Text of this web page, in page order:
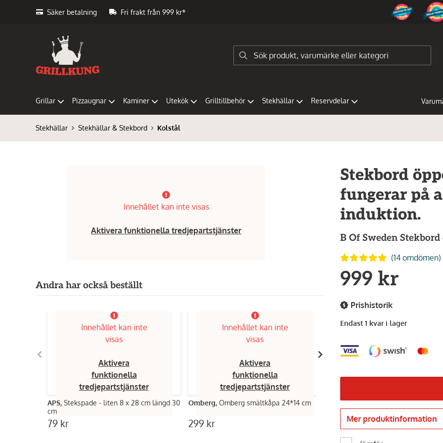
Säker betalning Fri frakt från 999 kr*
Grillar Pizzaugnar Kaminer Utekök Grilltillbehör Stekhällar Reservdelar
Stekhällar Stekhällar & Stekbord Kolstål
Innehållet kan inte visas
Aktivera funktionella tredjepartstjänster
Andra har också beställt
Innehållet kan inte
visas
Aktivera
funktionella
tredjepartstjänster
APS, Stekspade - liten 8 x 28 cm längd 30
cm
79 kr
Innehållet kan inte
visas
Aktivera
funktionella
tredjepartstjänster
Omberg, Omberg smältkåpa 24*14 cm
299 kr
Innehållet kan inte
funktionella
Omberg,Stekbord i kolstål 44x30
1 290 kr
Stekbord
fungerar på
induktion.
B Of Sweden Stekbord
(14 omdömen)
999 kr
Prishistorik
Endast 1 kvar i lager
Mer produktinformation